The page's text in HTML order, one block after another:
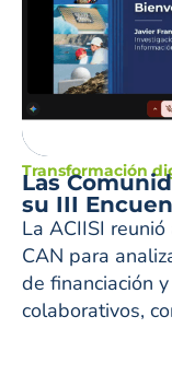
Transformación
Las
su III
La ACIISI
CAN para
de financiación
colaborativos,